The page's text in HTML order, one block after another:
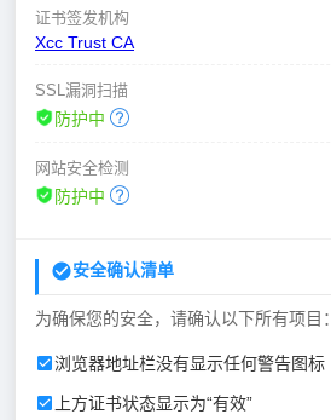
证书签发机构
Xcc Trust CA
SSL漏洞扫描
防护中
网站安全检测
防护中
安全确认清单
为确保您的安全，请确认以下所有项目：
浏览器地址栏没有显示任何警告图标
上方证书状态显示为“有效”